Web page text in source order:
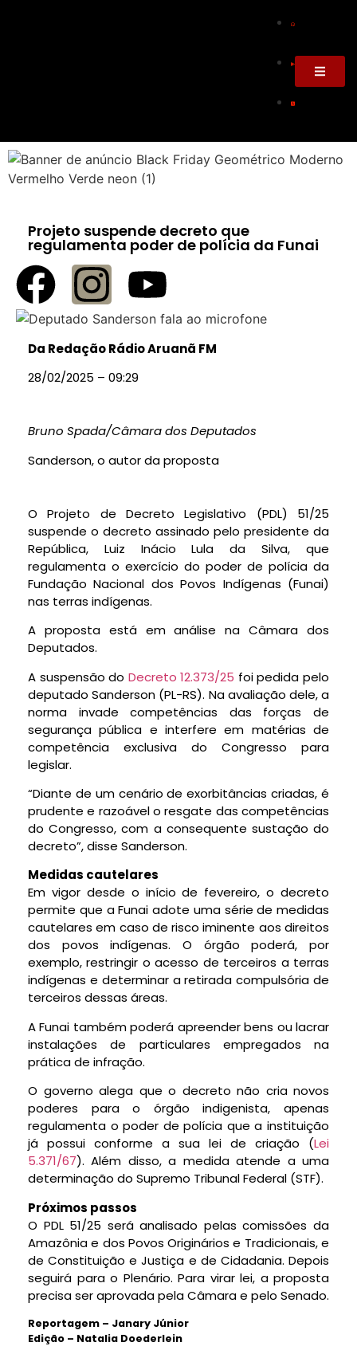
Projeto suspende decreto que
regulamenta poder de polícia da Funai
Da Redação Rádio Aruanã FM
28/02/2025 – 09:29
Bruno Spada/Câmara dos Deputados
Sanderson, o autor da proposta
O Projeto de Decreto Legislativo (PDL) 51/25
suspende o decreto assinado pelo presidente da
República, Luiz Inácio Lula da Silva, que
regulamenta o exercício do poder de polícia da
Fundação Nacional dos Povos Indígenas (Funai)
nas terras indígenas.
A proposta está em análise na Câmara dos
Deputados.
A suspensão do Decreto 12.373/25 foi pedida pelo
deputado Sanderson (PL-RS). Na avaliação dele, a
norma invade competências das forças de
segurança pública e interfere em matérias de
competência exclusiva do Congresso para
legislar.
“Diante de um cenário de exorbitâncias criadas, é
prudente e razoável o resgate das competências
do Congresso, com a consequente sustação do
decreto”, disse Sanderson.
Medidas cautelares
Em vigor desde o início de fevereiro, o decreto
permite que a Funai adote uma série de medidas
cautelares em caso de risco iminente aos direitos
dos povos indígenas. O órgão poderá, por
exemplo, restringir o acesso de terceiros a terras
indígenas e determinar a retirada compulsória de
terceiros dessas áreas.
A Funai também poderá apreender bens ou lacrar
instalações de particulares empregados na
prática de infração.
O governo alega que o decreto não cria novos
poderes para o órgão indigenista, apenas
regulamenta o poder de polícia que a instituição
já possui conforme a sua lei de criação (Lei
5.371/67). Além disso, a medida atende a uma
determinação do Supremo Tribunal Federal (STF).
Próximos passos
O PDL 51/25 será analisado pelas comissões da
Amazônia e dos Povos Originários e Tradicionais, e
de Constituição e Justiça e de Cidadania. Depois
seguirá para o Plenário. Para virar lei, a proposta
precisa ser aprovada pela Câmara e pelo Senado.
Reportagem – Janary Júnior
Edição – Natalia Doederlein